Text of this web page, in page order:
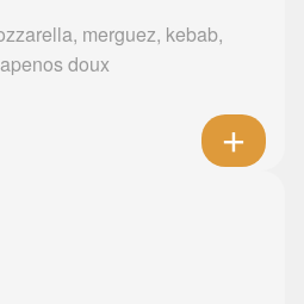
merguez, kebab,
doux